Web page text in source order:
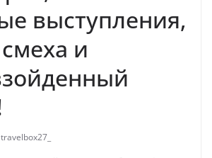
выступления,
и
travelbox27_